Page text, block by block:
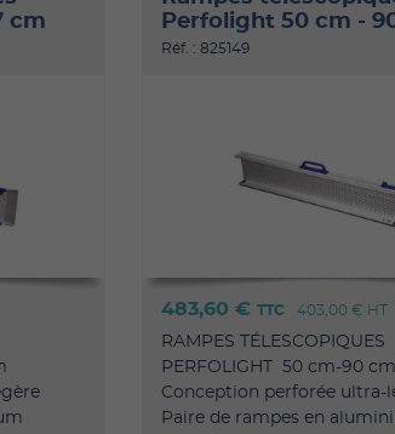
cm
Perfolight 50 cm -
Réf. : 825149
483,60 € TTC 403,00 € HT
RAMPES TÉLESCOPIQUES
PERFOLIGHT 50 cm-90 cm
Conception perforée ultra-
Paire de rampes en